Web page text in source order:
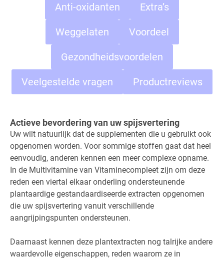
Anti-oxidanten Extra’s
Weggelaten Voordeel
Gezondheidsvoordelen
Veelgestelde vragen Productreviews
Actieve bevordering van uw spijsvertering
Uw wilt natuurlijk dat de supplementen die u gebruikt ook
opgenomen worden. Voor sommige stoffen gaat dat heel
eenvoudig, anderen kennen een meer complexe opname.
In de Multivitamine van Vitaminecompleet zijn om deze
reden een viertal elkaar onderling ondersteunende
plantaardige gestandaardiseerde extracten opgenomen
die uw spijsvertering vanuit verschillende
aangrijpingspunten ondersteunen.
Daarnaast kennen deze plantextracten nog talrijke andere
waardevolle eigenschappen, reden waarom ze in